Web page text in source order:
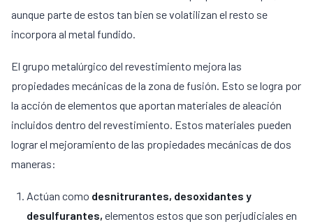
aunque parte de estos tan bien se volatilizan el resto se
incorpora al metal fundido.
El grupo metalúrgico del revestimiento mejora las
propiedades mecánicas de la zona de fusión. Esto se logra por
la acción de elementos que aportan materiales de aleación
incluidos dentro del revestimiento. Estos materiales pueden
lograr el mejoramiento de las propiedades mecánicas de dos
maneras:
Actúan como desnitrurantes, desoxidantes y
desulfurantes, elementos estos que son perjudiciales en